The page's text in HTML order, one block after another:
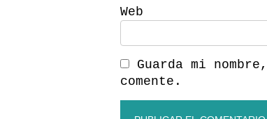
Web
Guarda mi
comente.